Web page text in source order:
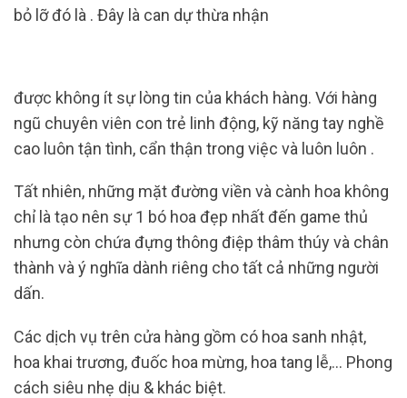
bỏ lỡ đó là . Đây là can dự thừa nhận
được không ít sự lòng tin của khách hàng. Với hàng
ngũ chuyên viên con trẻ linh động, kỹ năng tay nghề
cao luôn tận tình, cẩn thận trong việc và luôn luôn .
Tất nhiên, những mặt đường viền và cành hoa không
chỉ là tạo nên sự 1 bó hoa đẹp nhất đến game thủ
nhưng còn chứa đựng thông điệp thâm thúy và chân
thành và ý nghĩa dành riêng cho tất cả những người
dấn.
Các dịch vụ trên cửa hàng gồm có hoa sanh nhật,
hoa khai trương, đuốc hoa mừng, hoa tang lễ,… Phong
cách siêu nhẹ dịu & khác biệt.